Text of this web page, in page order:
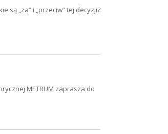
są „za” i „przeciw” tej decyzji?
METRUM zaprasza do